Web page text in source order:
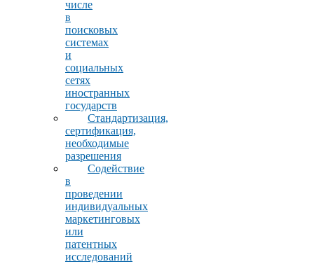
числе
в
поисковых
системах
и
социальных
сетях
иностранных
государств
Стандартизация,
сертификация,
необходимые
разрешения
Содействие
в
проведении
индивидуальных
маркетинговых
или
патентных
исследований